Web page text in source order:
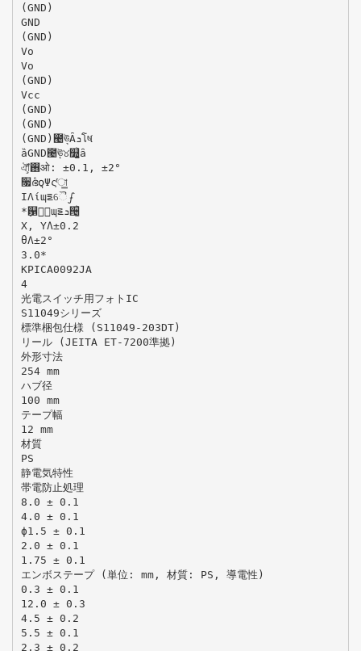
(GND)
GND
(GND)
Vo
Vo
(GND)
Vcc
(GND)
(GND)
(GND)౤ঊ͉Ȃ‫ܖ‬โષ́
ȁGND౤ঊͅ୪௽̱̩̺̯̞̀ȃ
ঐা̧̈́࢖ओ: ±0.1, ±2°
૗ഭͤ໐͉Ψςͬা̳
ΙΛίպ౾ୈഽ
*֣଱༹ͬպ౾‫ܖ‬੔̱͂̀
X, YɅ±0.2
θɅ±2°
3.0*
KPICA0092JA
4
光電スイッチ用フォトIC
S11049シリーズ
標準梱包仕様 (S11049-203DT)
リール (JEITA ET-7200準拠)
外形寸法
254 mm
ハブ径
100 mm
テープ幅
12 mm
材質
PS
静電気特性
帯電防止処理
8.0 ± 0.1
4.0 ± 0.1
ϕ1.5 ± 0.1
2.0 ± 0.1
1.75 ± 0.1
エンボステープ (単位: mm, 材質: PS, 導電性)
0.3 ± 0.1
12.0 ± 0.3
4.5 ± 0.2
5.5 ± 0.1
2.3 ± 0.2